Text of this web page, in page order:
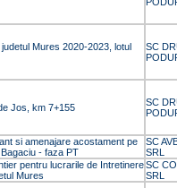
Mures 2020-2023, lotul
SC
Jos, km 7+155
SC
si amenajare acostament pe
- faza PT
SC
SRL
pentru lucrarile de Intretinere
Mures
SC
SRL